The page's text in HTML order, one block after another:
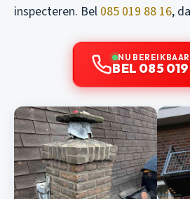
inspecteren. Bel 085 019 88 16,
NU BEREIKBAAR
BEL 085 019